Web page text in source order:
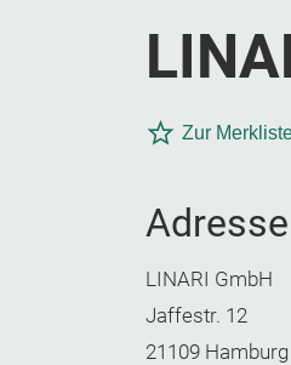
Zur
Adresse
LINARI GmbH
Jaffestr. 12
21109 Hamburg